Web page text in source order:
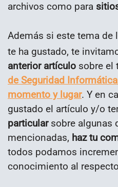
archivos como para
Además si este tema de
te ha gustado, te
anterior artículo sobre el
de Seguridad
momento y lugar. Y en
gustado el artículo y/o
particularsobre algunas
mencionadas, haz tu
todos podamos
conocimiento al